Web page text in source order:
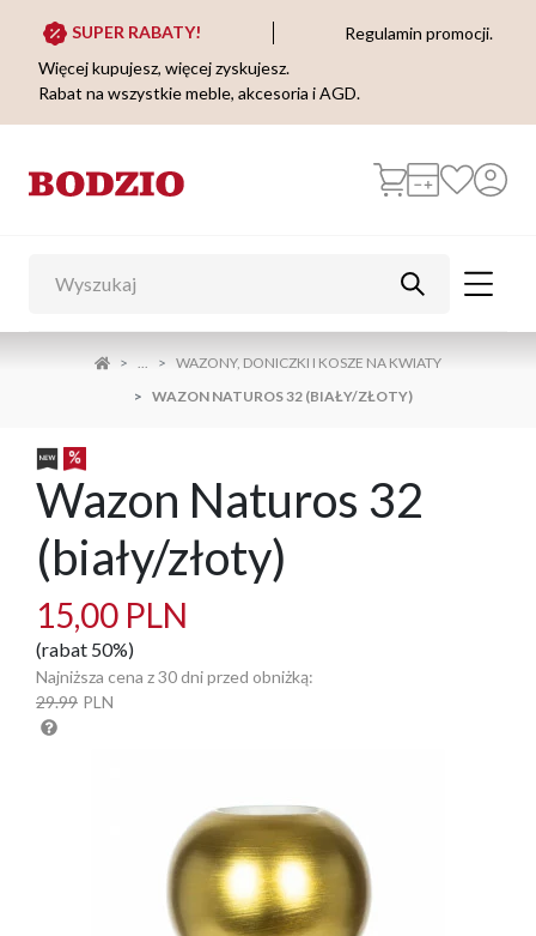
SUPER RABATY!
Regulamin promocji.
Więcej kupujesz, więcej zyskujesz.
Rabat na wszystkie meble, akcesoria i AGD.
...
WAZONY, DONICZKI I KOSZE NA KWIATY
WAZON NATUROS 32 (BIAŁY/ZŁOTY)
Wazon Naturos 32
(biały/złoty)
15,00 PLN
(rabat 50%)
Najniższa cena z 30 dni przed obniżką:
29.99 PLN